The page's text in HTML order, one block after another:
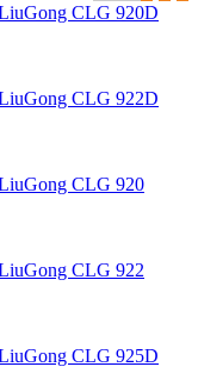
LiuGong CLG 920D
LiuGong CLG 922D
LiuGong CLG 920
CLG 922
LiuGong CLG 925D